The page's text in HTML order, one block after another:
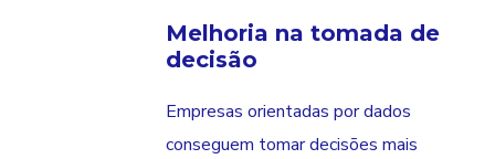
Melhoria na tomada de
decisão
Empresas orientadas por dados
conseguem tomar decisões mais